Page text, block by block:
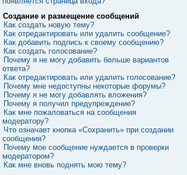
Создание и размещение сообщений
Как создать новую тему?
Как отредактировать или удалить сообщение?
Как добавить подпись к своему сообщению?
Как создать голосование?
Почему я не могу добавить больше вариантов
ответа?
Как отредактировать или удалить голосование?
Почему мне недоступны некоторые форумы?
Почему я не могу добавлять вложения?
Почему я получил предупреждение?
Как мне пожаловаться на сообщения
модератору?
Что означает кнопка «Сохранить» при создании
сообщения?
Почему мое сообщение нуждается в проверки
модератором?
Как мне вновь поднять мою тему?